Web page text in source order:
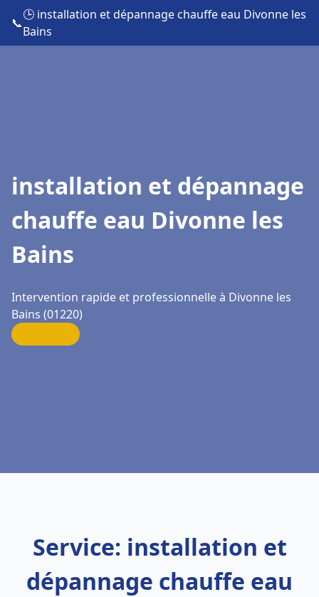
📞
🕒 installation et dépannage chauffe eau Divonne les
Bains
installation et dépannage
chauffe eau Divonne les
Bains
Intervention rapide et professionnelle à Divonne les
Bains (01220)
Service: installation et
dépannage chauffe eau